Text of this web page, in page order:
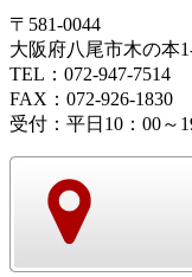
〒581-0044
大阪府八尾市木の本
TEL：072-947-7514
FAX：072-926-1830
受付：平日10：00～